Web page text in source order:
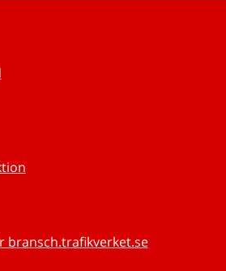
bransch.trafikverket.se